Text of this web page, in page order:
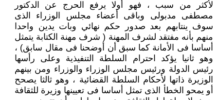
لأكثر من سبب ، فهو أولا يرفع الحرج عن الدكتور
مصطفى مدبولى وباقى أعضاء مجلس الوزراء الذى
سوف ينتابهم بعد صدور حكم نهائي وبات يدين واحدا
منهم بأنه مفتقد لشرف المهنة ( شرف مهنة الكتابة يتمثل
أساسا فى الأمانة كما سبق أن أوضحنا فى مقال سابق) ،
وهو ثانيا يؤكد احترام السلطة التنفيذية وعلى رأسها
رئيس الدولة ورئيس مجلس الوزراء والوزراء ومن بينهم
الوزيرة ذاتها لأحكام السلطة القضائية ، وهو ثالثا يصحح
أو يمحو الخطأ الذى تمثل أساسا فى تعيينها وزيرة للثقافة